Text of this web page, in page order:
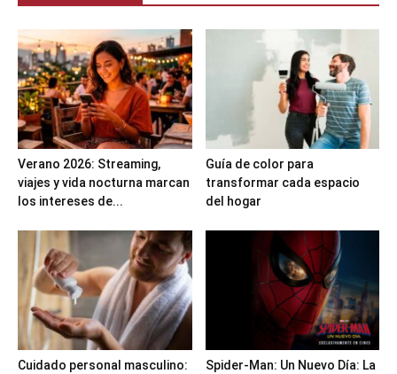
Verano 2026: Streaming,
viajes y vida nocturna marcan
los intereses de...
Guía de color para
transformar cada espacio
del hogar
Cuidado personal masculino:
Spider-Man: Un Nuevo Día: La